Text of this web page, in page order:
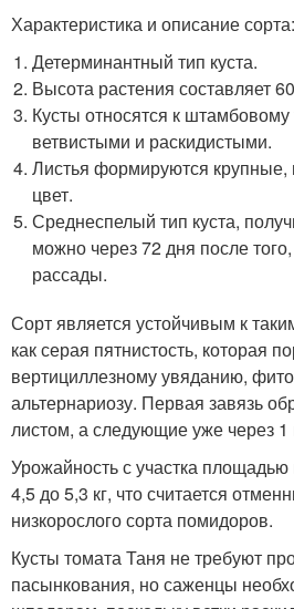
Характеристика и описание сорта:
Детерминантный тип куста.
Высота растения составляет
Кусты относятся к штамбовому
ветвистыми и раскидистыми.
Листья формируются
цвет.
Среднеспелый тип куста,
можно через 72 дня после
рассады.
Сорт является устойчивым к
как серая пятнистость, которая
вертициллезному увяданию,
альтернариозу. Первая завязь
листом, а следующие уже через 1
Урожайность с участка площадью
4,5 до 5,3 кг, что считается
низкорослого сорта помидоров.
Кусты томата Таня не требуют
пасынкования, но саженцы